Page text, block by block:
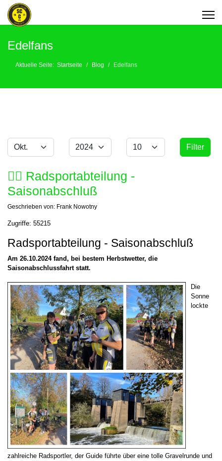
Edelfans
Aktuelle Seite: Startseite Blog Edelfans
Filter
Monat Jahr Anzeige #
Filter
🚴‍♂️ Radsportabteilung -
Saisonabschluß
Geschrieben von: Frank Nowotny
Zugriffe: 55215
Radsportabteilung - Saisonabschluß
Am 26.10.2024 fand, bei bestem Herbstwetter, die
Saisonabschlussfahrt statt.
Die
Sonne
lockte
zahlreiche Radsportler, der Guide führte über eine tolle Gravelrunde und